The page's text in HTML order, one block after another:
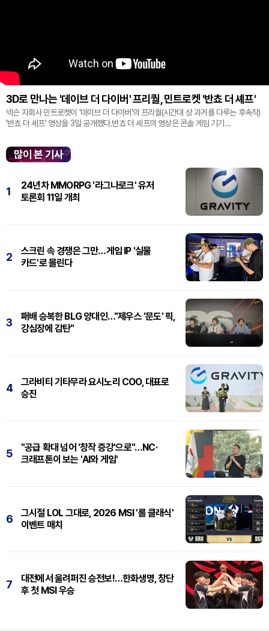
3D로 만나는 '데이브 더 다이버' 프리퀄, 민트로켓 '반쵸 더 셰프'
넥슨 자회사 민트로켓이 '데이브 더 다이버'의 프리퀄(시간대 상 과거를 다루는 후속작)
'반쵸 더 셰프' 영상을 3일 공개했다.반쵸 더 셰프의 영상은 콘솔 게임 기기
많이 본 기사
1
24년차 MMORPG '라그나로크' 유저
토론회 11일 개최
2
스크린 속 경쟁은 그만…게임 IP '실물
카드'로 몰린다
3
패배 승복한 BLG 양대인…"제우스 '문도' 픽,
강심장에 감탄"
4
그라비티 기타무라 요시노리 COO, 대표로
승진
5
"공급 확대 넘어 '창작 증강'으로"…NC·
크래프톤이 보는 'AI와 게임'
6
그시절 LOL 그대로, 2026 MSI '롤 클래식'
이벤트 매치
7
대전에서 울려퍼진 승전보!…한화생명, 창단
후 첫 MSI 우승